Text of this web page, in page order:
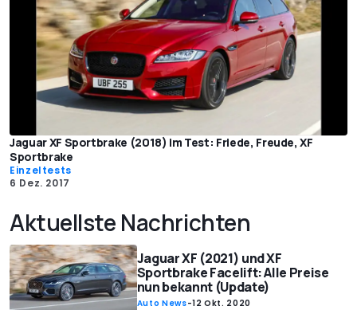
Jaguar XF Sportbrake (2018) im Test: Friede, Freude, XF
Sportbrake
Einzeltests
6 Dez. 2017
Aktuellste Nachrichten
Jaguar XF (2021) und XF
Sportbrake Facelift: Alle Preise
nun bekannt (Update)
Auto News-12 Okt. 2020